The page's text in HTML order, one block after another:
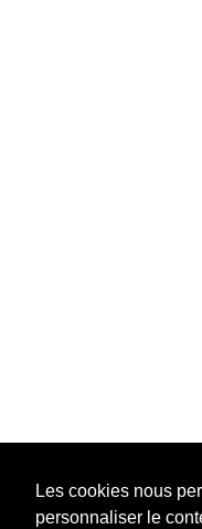
Les cookies nous
personnaliser le